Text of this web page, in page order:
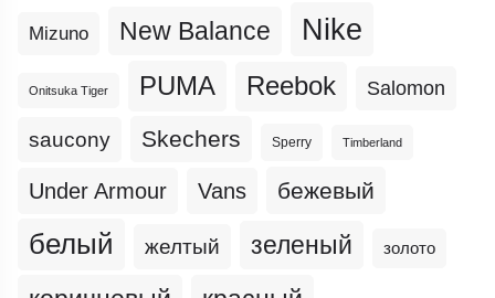
Mizuno New Balance Nike
Onitsuka Tiger PUMA Reebok Salomon
saucony Skechers Sperry Timberland
Under Armour Vans бежевый
белый желтый зеленый золото